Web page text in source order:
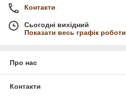
Контакти
Сьогодні вихідний
Показати весь графік роботи
Про нас
Контакти